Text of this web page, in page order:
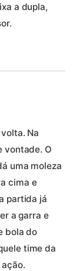
a dupla,
Na
vontade. O
uma moleza
cima e
partida já
a garra e
bola do
time da